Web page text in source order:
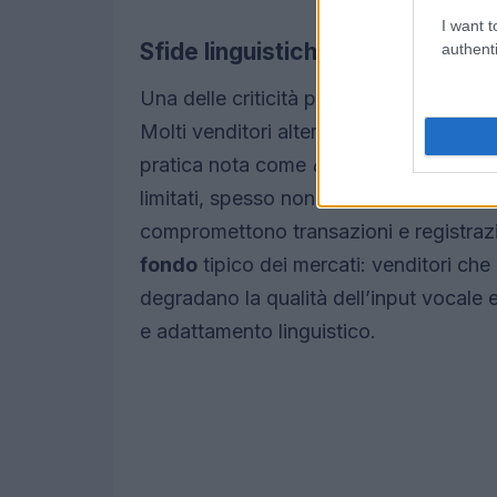
I want
Sfide linguistiche e ambientali
Una delle criticità più evidenti riguarda
Molti venditori alternano l’inglese, lo
pratica nota come code-switching
limitati, spesso non riconoscono
compromettono transazioni e
fondo tipico dei mercati: venditori
degradano la qualità dell’input
e adattamento linguistico.